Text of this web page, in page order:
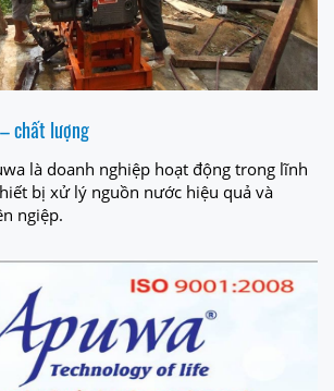
chất lượng
là doanh nghiệp hoạt động trong lĩnh
bị xử lý nguồn nước hiệu quả và
ngiệp.